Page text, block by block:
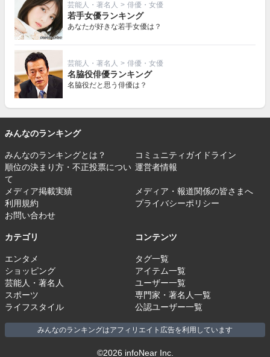
芸能人・著名人 > 俳優・女優
若手女優ランキング
あなたが好きな若手女優は？
芸能人・著名人 > 俳優・女優
名脇役俳優ランキング
名脇役だと思う俳優は？
みんなのランキング
みんなのランキングとは？
コミュニティガイドライン
順位の決まり方・不正投票につい
て
運営者情報
メディア掲載実績
メディア・報道関係の皆さまへ
利用規約
プライバシーポリシー
お問い合わせ
カテゴリ
エンタメ
ショッピング
芸能人・著名人
スポーツ
ライフスタイル
コンテンツ
タグ一覧
アイテム一覧
ユーザー一覧
専門家・著名人一覧
公認ユーザー一覧
みんなのランキングはアフィリエイト広告を利用しています
©2026 infoNear Inc.